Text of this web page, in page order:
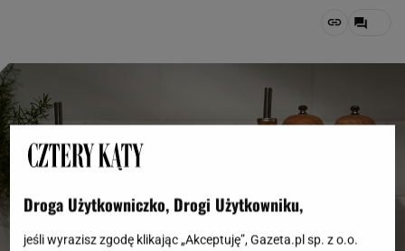
Droga Użytkowniczko, Drogi Użytkowniku,
jeśli wyrazisz zgodę klikając „Akceptuję”, Gazeta.pl sp. z o.o.